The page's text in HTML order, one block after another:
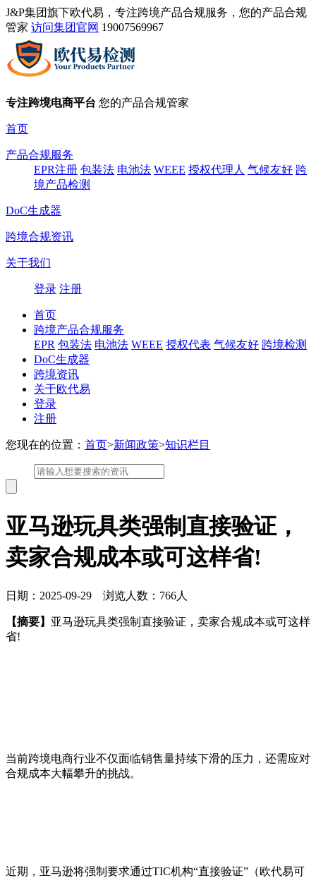
J&P集团旗下欧代易，专注跨境产品合规服务，您的产品合规
管家 访问集团官网 19007569967
专注跨境电商平台 您的产品合规管家
首页
产品合规服务
EPR注册 包装法 电池法 WEEE 授权代理人 气候友好 跨
境产品检测
DoC生成器
跨境合规资讯
关于我们
登录 注册
首页
跨境产品合规服务
EPR 包装法 电池法 WEEE 授权代表 气候友好 跨境检测
DoC生成器
跨境资讯
关于欧代易
登录
注册
您现在的位置： 首页>新闻政策>知识栏目
亚马逊玩具类强制直接验证，
卖家合规成本或可这样省!
日期：2025-09-29 浏览人数：766人
【摘要】 亚马逊玩具类强制直接验证，卖家合规成本或可这样
省!
当前跨境电商行业不仅面临销售量持续下滑的压力，还需应对
合规成本大幅攀升的挑战。
近期，亚马逊将强制要求通过TIC机构“直接验证”（欧代易可